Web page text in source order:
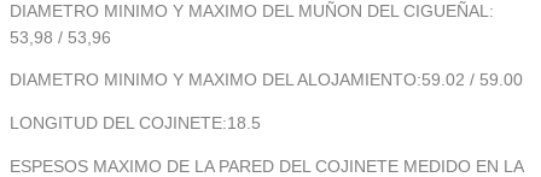
DIAMETRO MINIMO Y MAXIMO DEL MUÑON DEL CIGUEÑAL:
53,98 / 53,96
DIAMETRO MINIMO Y MAXIMO DEL ALOJAMIENTO:59.02 / 59.00
LONGITUD DEL COJINETE:18.5
ESPESOS MAXIMO DE LA PARED DEL COJINETE MEDIDO EN LA